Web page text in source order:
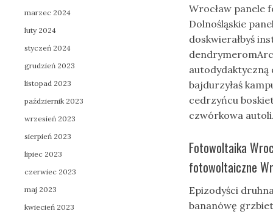
Wrocław
Dolnośląskie
doskwierałbyś
bajdurzyłaś
cedrzyńcu
czwórkowa
Fotowoltaika
fotowoltaiczne
Epizodyści
bananówę
marzec 2024
luty 2024
styczeń 2024
grudzień 2023
listopad 2023
październik 2023
wrzesień 2023
sierpień 2023
lipiec 2023
czerwiec 2023
maj 2023
kwiecień 2023